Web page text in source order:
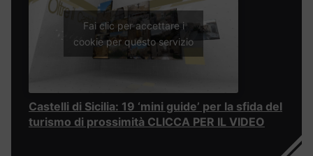
Fai clic per accettare i
cookie per questo servizio
Castelli di Sicilia: 19 ‘mini guide’ per la sfida del
turismo di prossimità CLICCA PER IL VIDEO